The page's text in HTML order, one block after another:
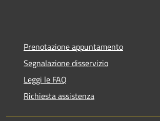
Prenotazione appuntamento
Segnalazione disservizio
Leggi le FAQ
Richiesta assistenza